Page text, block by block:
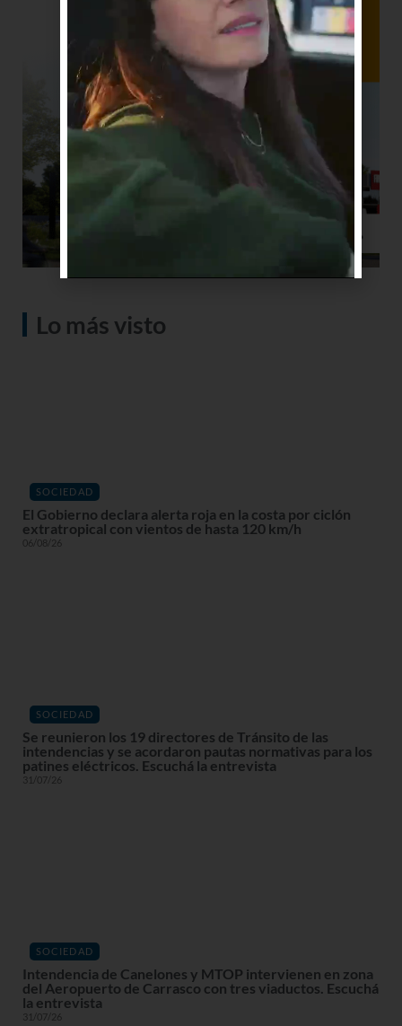
Lo más visto
SOCIEDAD
El Gobierno declara alerta roja en la costa por ciclón
extratropical con vientos de hasta 120 km/h
06/08/26
SOCIEDAD
Se reunieron los 19 directores de Tránsito de las
intendencias y se acordaron pautas normativas para los
patines eléctricos. Escuchá la entrevista
31/07/26
SOCIEDAD
Intendencia de Canelones y MTOP intervienen en zona
del Aeropuerto de Carrasco con tres viaductos. Escuchá
la entrevista
31/07/26